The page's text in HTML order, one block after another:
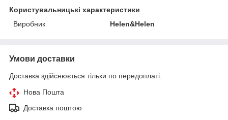
Користувальницькі характеристики
Виробник
Helen&Helen
Умови доставки
Доставка здійснюється тільки по передоплаті.
Нова Пошта
Доставка поштою